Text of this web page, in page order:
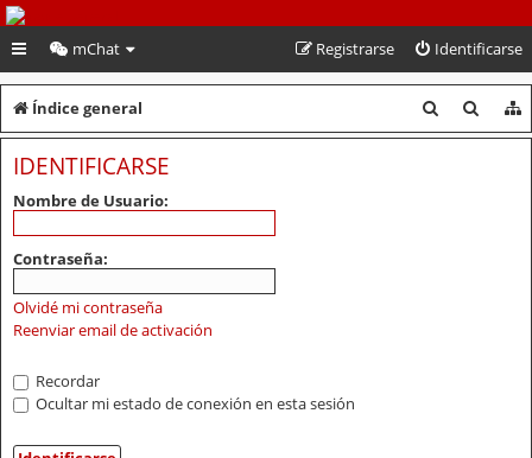
PeruVoley.com
mChat Identificarse
Registrarse
Índice general
u
u
IDENTIFICARSE
Nombre de Usuario:
Contraseña:
Olvidé mi contraseña
Reenviar email de activación
Recordar
Ocultar mi estado de conexión en esta sesión